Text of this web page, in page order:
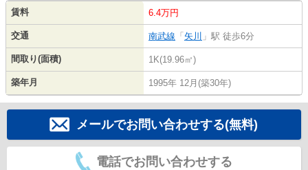
賃料 6.4万円
交通 南武線 「 矢川 」駅 徒歩6分
間取り(面積) 1K(19.96㎡)
築年月 1995年 12月(築30年)
メールでお問い合わせする(無料)
電話でお問い合わせする